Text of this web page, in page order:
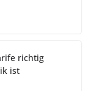
richtig
ist